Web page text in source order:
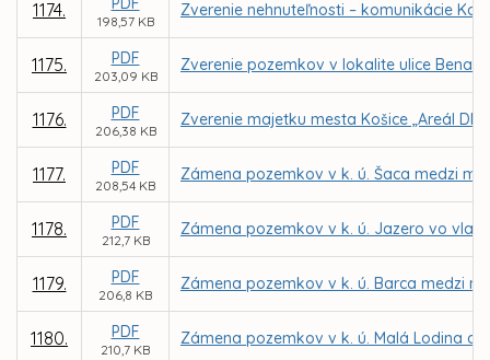
1174.
198,57 KB
Zverenie nehnuteľnosti – komunikácie
1175. PDF
203,09 KB
Zverenie pozemkov v lokalite ulice
1176. PDF
206,38 KB
Zverenie majetku mesta Košice „Areál
1177. PDF
208,54 KB
Zámena pozemkov v k. ú. Šaca medzi
1178. PDF
212,7 KB
Zámena pozemkov v k. ú. Jazero vo
1179. PDF
206,8 KB
Zámena pozemkov v k. ú. Barca medzi
1180. PDF
210,7 KB
Zámena pozemkov v k. ú. Malá Lodina a